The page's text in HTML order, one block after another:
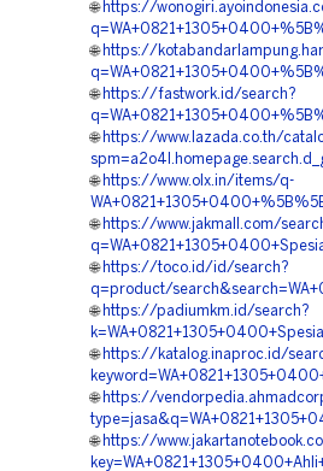
🌐 https://
🌐 https://
🌐 https://fastwork.id/search?
🌐 https://www.lazada.co.th/
🌐 https://www.olx.in/items/q-
🌐 https://www.jakmall.com/
🌐 https://toco.id/id/search?
q=product/
🌐 https://padiumkm.id/search?
🌐 https://katalog.inaproc.id/
🌐 https://
🌐 https://